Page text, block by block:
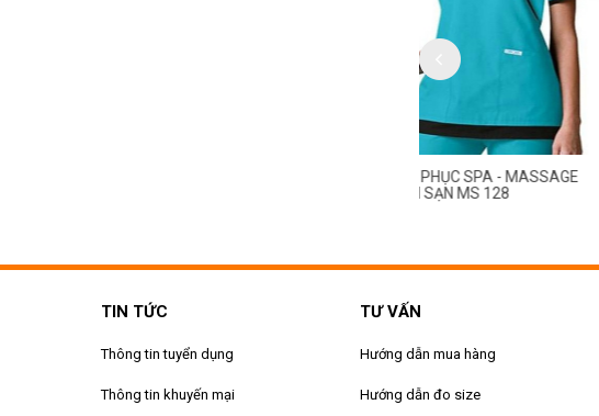
ĐỒNG PHỤC SPA -
KHÁCH SẠN MS 127
TIN TỨC
Thông tin tuyển dụng
Thông tin khuyến mại
TƯ VẤN
Hướng dẫn mua hàng
Hướng dẫn đo size